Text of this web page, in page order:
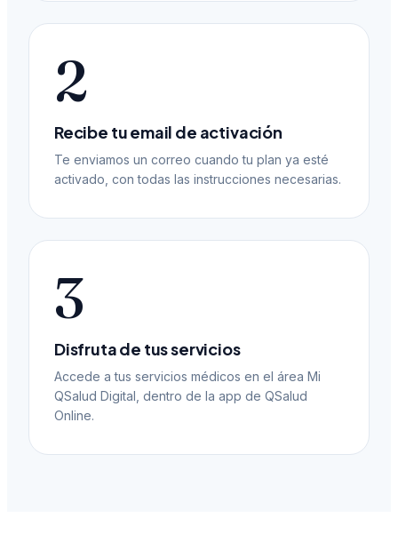
2
Recibe tu email de activación
Te enviamos un correo cuando tu plan ya esté
activado, con todas las instrucciones necesarias.
3
Disfruta de tus servicios
Accede a tus servicios médicos en el área Mi
QSalud Digital, dentro de la app de QSalud
Online.